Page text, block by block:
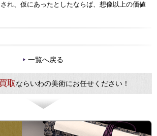
れ、仮にあったとしたならば、想像以上の価値
一覧へ戻る
取ならいわの美術にお任せください！